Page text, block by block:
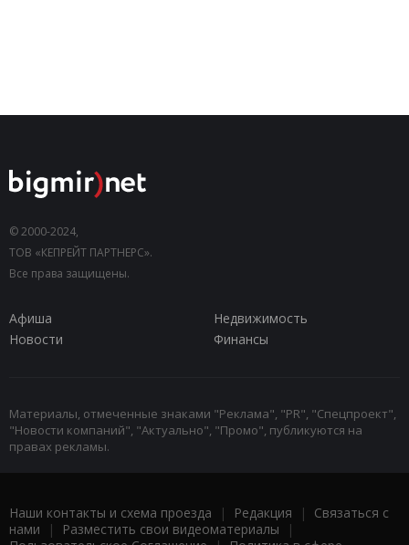
© 2000-2024,
ТОВ «КЕПРЕЙТ ПАРТНЕРС».
Все права защищены.
Афиша
Недвижимость
Новости
Финансы
Материалы, отмеченные знаками "Реклама", "PR", "Спецпроект",
"Новости компаний", "Актуально", "Промо", публикуются на
правах рекламы.
Наши контакты и схема проезда | Редакция | Связаться с
нами | Разместить свои видеоматериалы |